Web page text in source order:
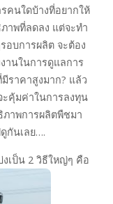
คนใดบ้างที่อยากให้
าพที่ลดลง แต่จะทำ
อบการผลิต จะต้อง
านในการดูแลการ
ราคาสูงมาก? แล้ว
คุ้มค่าในการลงทุน
ภาพการผลิตพืชมา
กันเลย….
เป็น 2 วิธีใหญ่ๆ คือ